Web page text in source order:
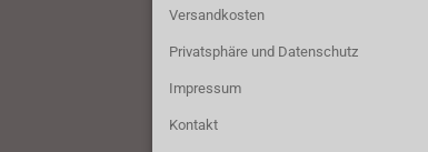
Versandkosten
Privatsphäre und Datenschutz
Impressum
Kontakt